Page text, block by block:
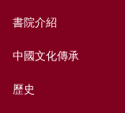
書院介紹
中國文化傳承
歷史